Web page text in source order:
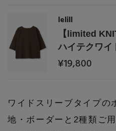
エディター厳選ギフト
lelill
【limited
ハイテクワイ
¥19,800
ワイドスリーブタイプの
地・ボーダーと2種類ご